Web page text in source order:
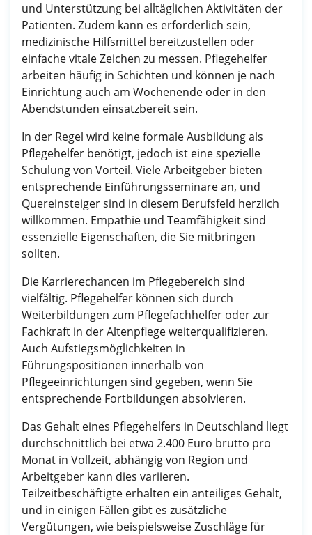
und Unterstützung bei alltäglichen Aktivitäten der
Patienten. Zudem kann es erforderlich sein,
medizinische Hilfsmittel bereitzustellen oder
einfache vitale Zeichen zu messen. Pflegehelfer
arbeiten häufig in Schichten und können je nach
Einrichtung auch am Wochenende oder in den
Abendstunden einsatzbereit sein.
In der Regel wird keine formale Ausbildung als
Pflegehelfer benötigt, jedoch ist eine spezielle
Schulung von Vorteil. Viele Arbeitgeber bieten
entsprechende Einführungsseminare an, und
Quereinsteiger sind in diesem Berufsfeld herzlich
willkommen. Empathie und Teamfähigkeit sind
essenzielle Eigenschaften, die Sie mitbringen
sollten.
Die Karrierechancen im Pflegebereich sind
vielfältig. Pflegehelfer können sich durch
Weiterbildungen zum Pflegefachhelfer oder zur
Fachkraft in der Altenpflege weiterqualifizieren.
Auch Aufstiegsmöglichkeiten in
Führungspositionen innerhalb von
Pflegeeinrichtungen sind gegeben, wenn Sie
entsprechende Fortbildungen absolvieren.
Das Gehalt eines Pflegehelfers in Deutschland liegt
durchschnittlich bei etwa 2.400 Euro brutto pro
Monat in Vollzeit, abhängig von Region und
Arbeitgeber kann dies variieren.
Teilzeitbeschäftigte erhalten ein anteiliges Gehalt,
und in einigen Fällen gibt es zusätzliche
Vergütungen, wie beispielsweise Zuschläge für